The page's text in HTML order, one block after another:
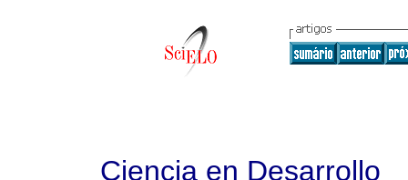
Ciencia en Desarrollo